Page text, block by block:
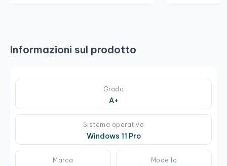
Informazioni sul prodotto
Grado
A+
Sistema operativo
Windows 11 Pro
Marca Modello